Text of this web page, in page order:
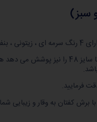
سبز)
است.
این عبا فری سایز است و تا سایز
فرمایید.
برش کفتان به وقار و زیبایی